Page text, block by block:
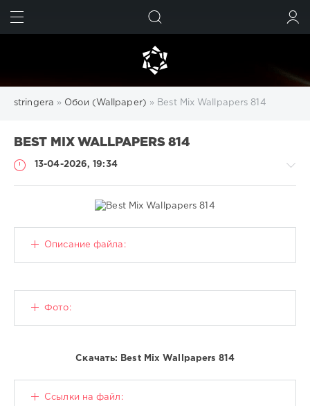
stringera » Обои (Wallpaper) » Best Mix Wallpapers 814
BEST MIX WALLPAPERS 814
13-04-2026, 19:34
Обои
92
0
разное ,
Описание файла:
Фото:
Скачать: Best Mix Wallpapers 814
Ссылки на файл: